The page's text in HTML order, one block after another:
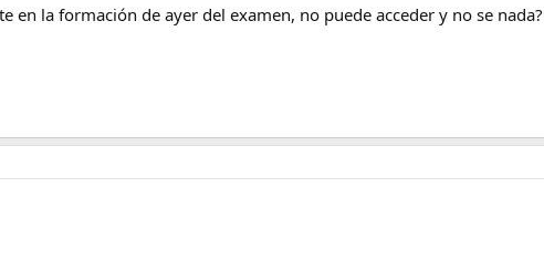
en la formación de ayer del examen, no puede acceder y no se